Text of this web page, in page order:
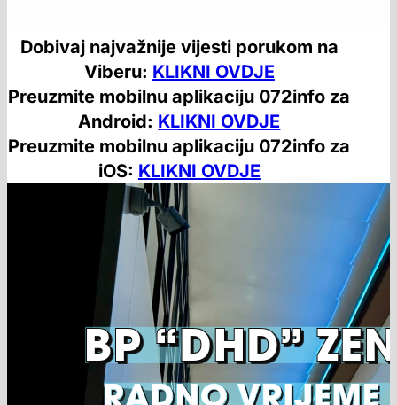
Dobivaj najvažnije vijesti porukom na
Viberu: KLIKNI OVDJE
Preuzmite mobilnu aplikaciju 072info za
Android: KLIKNI OVDJE
Preuzmite mobilnu aplikaciju 072info za
iOS: KLIKNI OVDJE